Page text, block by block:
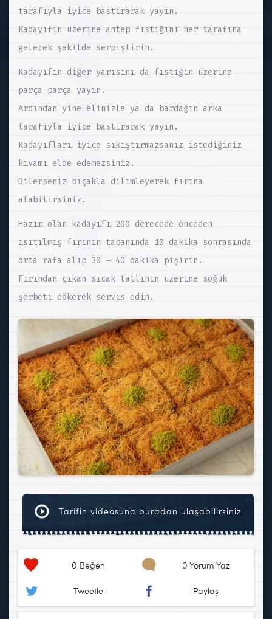
tarafıyla iyice bastırarak yayın.
Kadayıfın üzerine antep fıstığını her tarafına
gelecek şekilde serpiştirin.
Kadayıfın diğer yarısını da fıstığın üzerine
parça parça yayın.
Ardından yine elinizle ya da bardağın arka
tarafıyla iyice bastırarak yayın.
Kadayıfları iyice sıkıştırmazsanız istediğiniz
kıvamı elde edemezsiniz.
Dilerseniz bıçakla dilimleyerek fırına
atabilirsiniz.
Hazır olan kadayıfı 200 derecede önceden
ısıtılmış fırının tabanında 10 dakika sonrasında
orta rafa alıp 30 – 40 dakika pişirin.
Fırından çıkan sıcak tatlının üzerine soğuk
şerbeti dökerek servis edin.
Tarifin videosuna buradan ulaşabilirsiniz
0 Beğen 0 Yorum Yaz
Tweetle Paylaş